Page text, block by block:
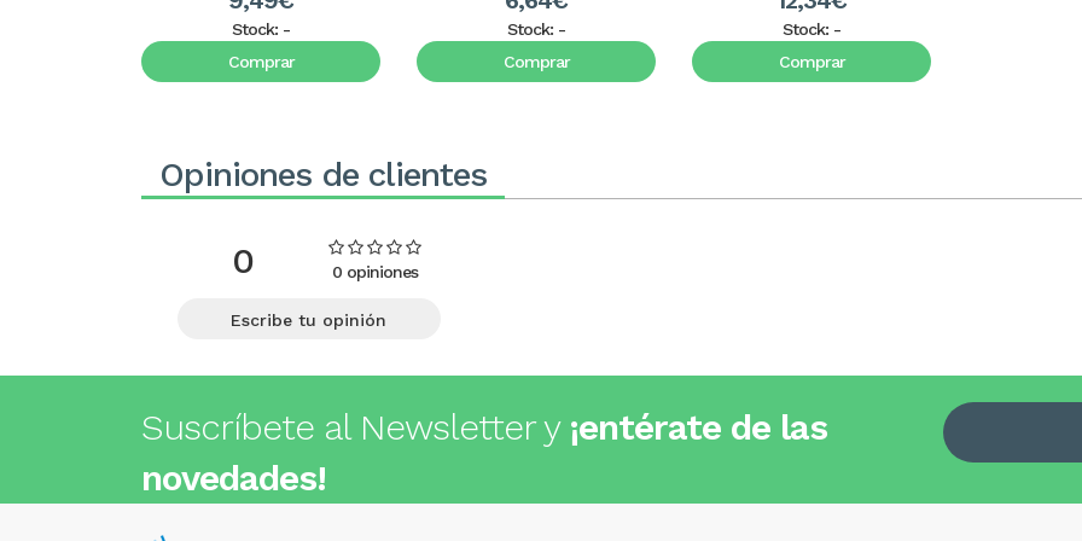
Stock: -
Comprar
Stock: -
Comprar
Stock: -
Comprar
Opiniones de clientes
0 0 opiniones
Escribe tu opinión
Suscríbete al Newsletter y ¡entérate de las
novedades!